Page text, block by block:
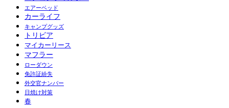
エアーベッド
カーライフ
キャンプグッズ
トリビア
マイカーリース
マフラー
ローダウン
免許証紛失
外交官ナンバー
日焼け対策
春